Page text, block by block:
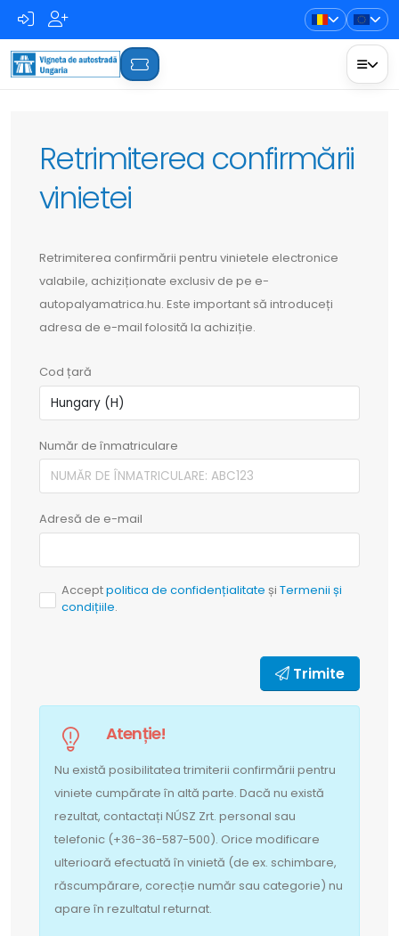
Retrimiterea confirmării
vinietei
Retrimiterea confirmării pentru vinietele electronice
valabile, achiziționate exclusiv de pe e-
autopalyamatrica.hu. Este important să introduceți
adresa de e-mail folosită la achiziție.
Cod țară
Număr de înmatriculare
Adresă de e-mail
Acceptpolitica de confidențialitate și Termenii și
condițiile.
Trimite
Atenție!
Nu există posibilitatea trimiterii confirmării pentru
viniete cumpărate în altă parte. Dacă nu există
rezultat, contactați NÚSZ Zrt. personal sau
telefonic (+36-36-587-500). Orice modificare
ulterioară efectuată în vinietă (de ex. schimbare,
răscumpărare, corecție număr sau categorie) nu
apare în rezultatul returnat.